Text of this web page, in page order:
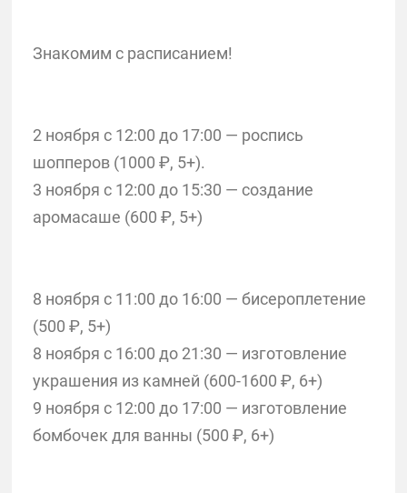
Знакомим с расписанием!
2 ноября с 12:00 до 17:00 — роспись
шопперов (1000 ₽, 5+).
3 ноября с 12:00 до 15:30 — создание
аромасаше (600 ₽, 5+)
8 ноября с 11:00 до 16:00 — бисероплетение
(500 ₽, 5+)
8 ноября с 16:00 до 21:30 — изготовление
украшения из камней (600-1600 ₽, 6+)
9 ноября с 12:00 до 17:00 — изготовление
бомбочек для ванны (500 ₽, 6+)